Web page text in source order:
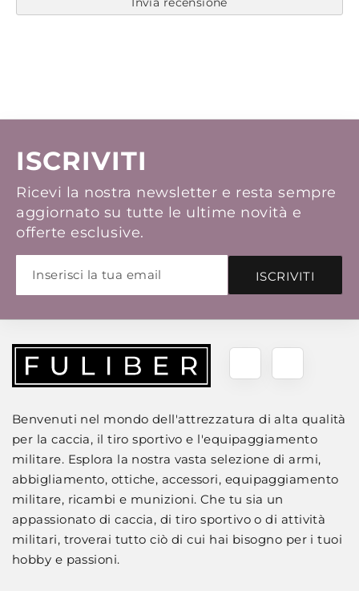
ISCRIVITI
Ricevi la nostra newsletter e resta sempre
aggiornato su tutte le ultime novità e
offerte esclusive.
ISCRIVITI
Benvenuti nel mondo dell'attrezzatura di alta qualità
per la caccia, il tiro sportivo e l'equipaggiamento
militare. Esplora la nostra vasta selezione di armi,
abbigliamento, ottiche, accessori, equipaggiamento
militare, ricambi e munizioni. Che tu sia un
appassionato di caccia, di tiro sportivo o di attività
militari, troverai tutto ciò di cui hai bisogno per i tuoi
hobby e passioni.